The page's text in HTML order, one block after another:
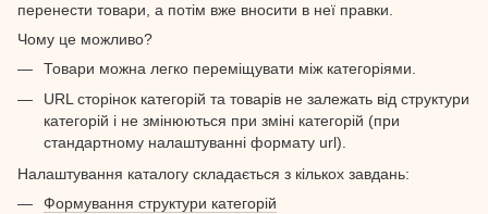
перенести товари, а потім вже вносити в неї правки.
Чому це можливо?
Товари можна легко переміщувати між категоріями.
URL сторінок категорій та товарів не залежать від структури
категорій і не змінюються при зміні категорій (при
стандартному налаштуванні формату url).
Налаштування каталогу складається з кількох завдань:
Формування структури категорій